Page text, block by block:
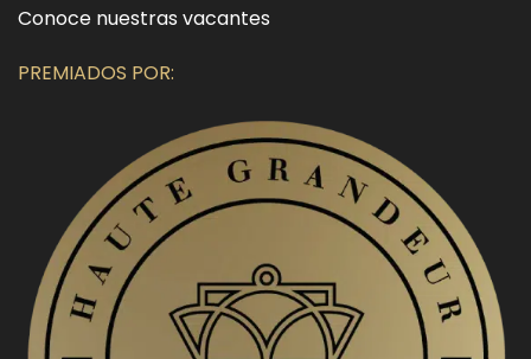
Conoce nuestras vacantes
PREMIADOS POR: